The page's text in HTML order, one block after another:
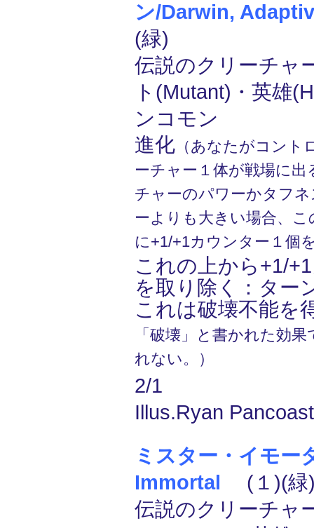
ン/Darwin,
(緑)
伝説のクリーチャ
ト(Mutant)・英雄
ンコモン
進化 （あなたがコント
ーチャー１体が戦場に
チャーのパワーかタフ
ーよりも大きい場合、
に+1/+1カウンター１個
これの上から+1/
を取り除く：ター
これは破壊不能を
「破壊」と書かれた効
れない。）
2/1
Illus.Ryan
ミスター・イモー
Immortal (１)(緑
伝説のクリーチャ